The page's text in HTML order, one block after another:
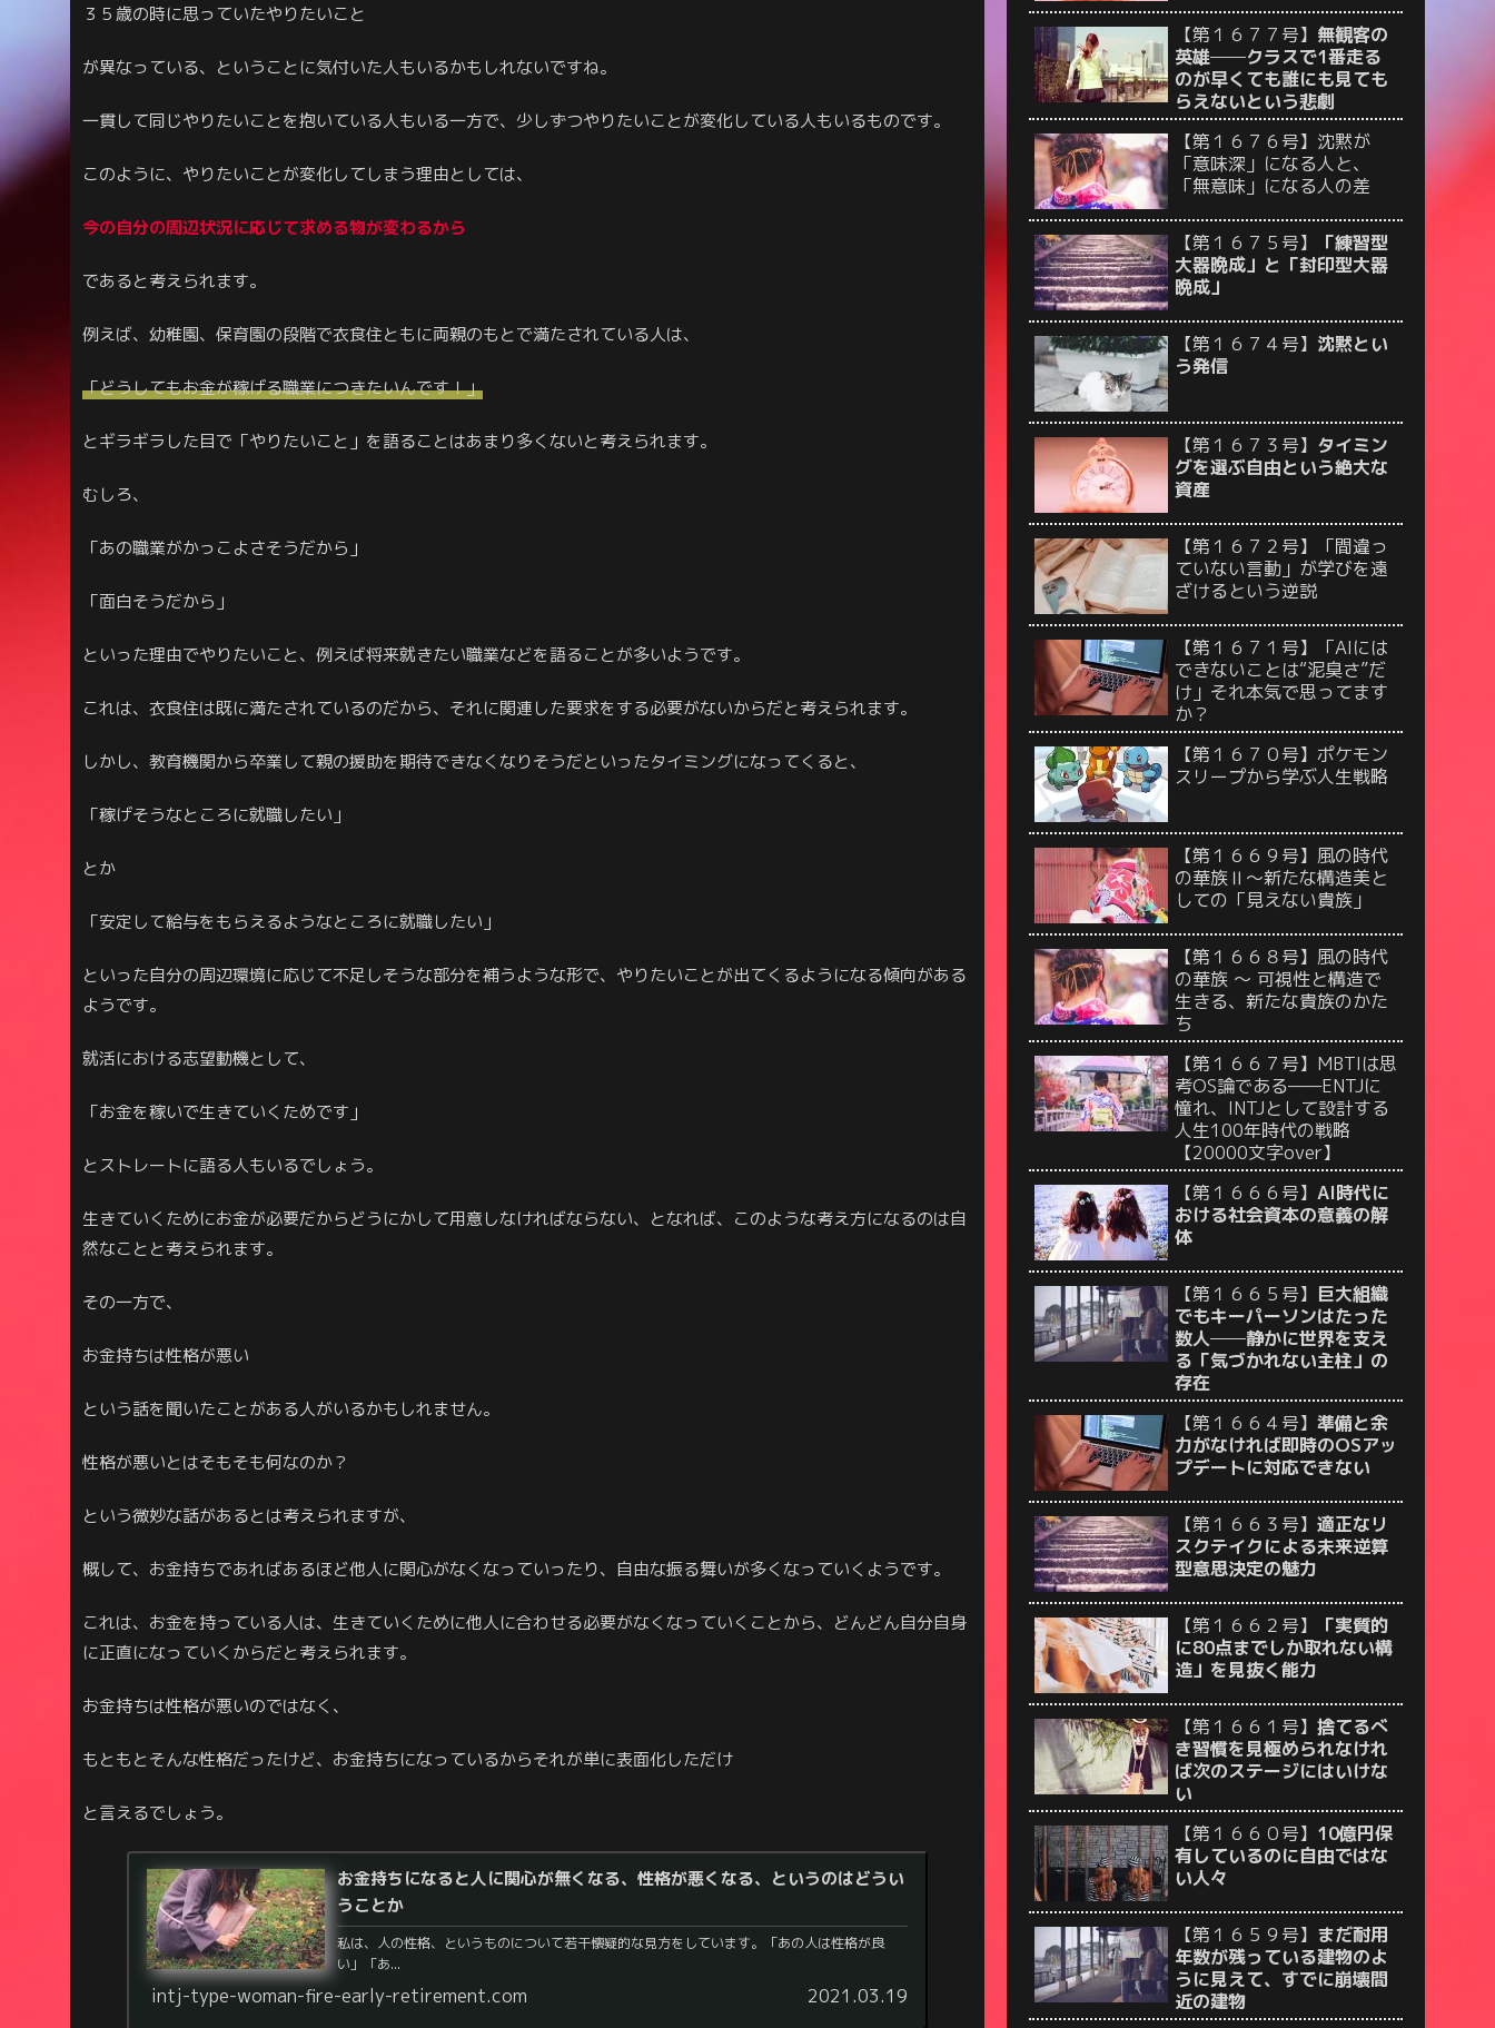
３５歳の時に思っていたやりたいこと
が異なっている、ということに気付いた人もいるかもしれないですね。
一貫して同じやりたいことを抱いている人もいる一方で、少しずつやりたいことが変化している人もいるものです。
このように、やりたいことが変化してしまう理由としては、
今の自分の周辺状況に応じて求める物が変わるから
であると考えられます。
例えば、幼稚園、保育園の段階で衣食住ともに両親のもとで満たされている人は、
「どうしてもお金が稼げる職業につきたいんです！」
とギラギラした目で「やりたいこと」を語ることはあまり多くないと考えられます。
むしろ、
「あの職業がかっこよさそうだから」
「面白そうだから」
といった理由でやりたいこと、例えば将来就きたい職業などを語ることが多いようです。
これは、衣食住は既に満たされているのだから、それに関連した要求をする必要がないからだと考えられます。
しかし、教育機関から卒業して親の援助を期待できなくなりそうだといったタイミングになってくると、
「稼げそうなところに就職したい」
とか
「安定して給与をもらえるようなところに就職したい」
といった自分の周辺環境に応じて不足しそうな部分を補うような形で、やりたいことが出てくるようになる傾向がある
ようです。
就活における志望動機として、
「お金を稼いで生きていくためです」
とストレートに語る人もいるでしょう。
生きていくためにお金が必要だからどうにかして用意しなければならない、となれば、このような考え方になるのは自
然なことと考えられます。
その一方で、
お金持ちは性格が悪い
という話を聞いたことがある人がいるかもしれません。
性格が悪いとはそもそも何なのか？
という微妙な話があるとは考えられますが、
概して、お金持ちであればあるほど他人に関心がなくなっていったり、自由な振る舞いが多くなっていくようです。
これは、お金を持っている人は、生きていくために他人に合わせる必要がなくなっていくことから、どんどん自分自身
に正直になっていくからだと考えられます。
お金持ちは性格が悪いのではなく、
もともとそんな性格だったけど、お金持ちになっているからそれが単に表面化しただけ
と言えるでしょう。
お金持ちになると人に関心が無くなる、性格が悪くなる、というのはどうい
うことか
私は、人の性格、というものについて若干懐疑的な見方をしています。「あの人は性格が良
い」「あ...
intj-type-woman-fire-early-retirement.com 2021.03.19
【第１６７７号】 無観客の
英雄──クラスで1番走る
のが早くても誰にも見ても
らえないという悲劇
【第１６７６号】沈黙が
「意味深」になる人と、
「無意味」になる人の差
【第１６７５号】
「練習型
大器晩成」と「封印型大器
晩成」
【第１６７４号】 沈黙とい
う発信
【第１６７３号】 タイミン
グを選ぶ自由という絶大な
資産
【第１６７２号】「間違っ
ていない言動」が学びを遠
ざけるという逆説
【第１６７１号】「AIには
できないことは“泥臭さ”だ
け」それ本気で思ってます
か？
【第１６７０号】ポケモン
スリープから学ぶ人生戦略
【第１６６９号】風の時代
の華族Ⅱ〜新たな構造美と
しての「見えない貴族」
【第１６６８号】風の時代
の華族 〜 可視性と構造で
生きる、新たな貴族のかた
ち
【第１６６７号】MBTIは思
考OS論である——ENTJに
憧れ、INTJとして設計する
人生100年時代の戦略
【20000文字over】
【第１６６６号】 AI時代に
おける社会資本の意義の解
体
【第１６６５号】 巨大組織
でもキーパーソンはたった
数人──静かに世界を支え
る「気づかれない主柱」の
存在
【第１６６４号】 準備と余
力がなければ即時のOSアッ
プデートに対応できない
【第１６６３号】 適正なリ
スクテイクによる未来逆算
型意思決定の魅力
【第１６６２号】
「実質的
に80点までしか取れない構
造」を見抜く能力
【第１６６１号】 捨てるべ
き習慣を見極められなけれ
ば次のステージにはいけな
い
【第１６６０号】 10億円保
有しているのに自由ではな
い人々
【第１６５９号】 まだ耐用
年数が残っている建物のよ
うに見えて、すでに崩壊間
近の建物